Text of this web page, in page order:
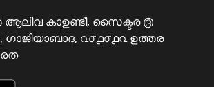
ആലിവ കാഉണ്ടീ, സൈക്ടര ൫
൨൦൧൦൧൨ ഉത്തര